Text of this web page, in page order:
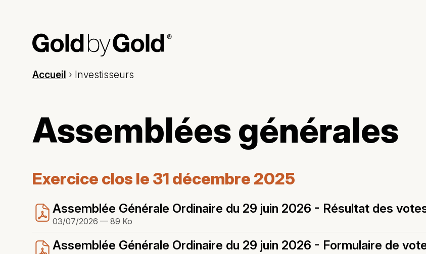
Accueil › Investisseurs
Assemblées générales
Exercice clos le 31 décembre 2025
Assemblée Générale Ordinaire du 29 juin 2026 - Résultat des
03/07/2026 — 89 Ko
Assemblée Générale Ordinaire du 29 juin 2026 - Formulaire de